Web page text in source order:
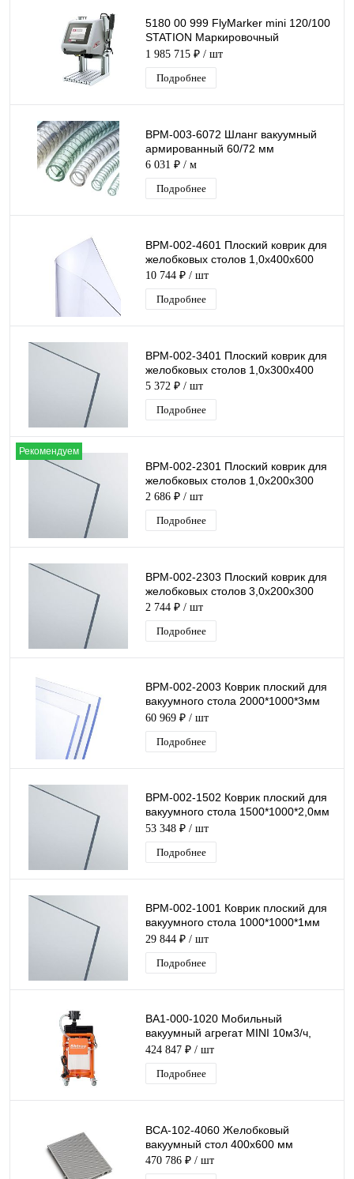
5180 00 999 FlyMarker mini 120/100
STATION Маркировочный
стационарный станок,
электромагнитный, иглоударный.
1 985 715 ₽ / шт
Подробнее
ВРМ-003-6072 Шланг вакуумный
армированный 60/72 мм
6 031 ₽ / м
Подробнее
ВРМ-002-4601 Плоский коврик для
желобковых столов 1,0х400х600
10 744 ₽ / шт
Подробнее
ВРМ-002-3401 Плоский коврик для
желобковых столов 1,0х300х400
5 372 ₽ / шт
Подробнее
Рекомендуем
ВРМ-002-2301 Плоский коврик для
желобковых столов 1,0х200х300
2 686 ₽ / шт
Подробнее
ВРМ-002-2303 Плоский коврик для
желобковых столов 3,0х200х300
2 744 ₽ / шт
Подробнее
ВРМ-002-2003 Коврик плоский для
вакуумного стола 2000*1000*3мм
(рулон)
60 969 ₽ / шт
Подробнее
ВРМ-002-1502 Коврик плоский для
вакуумного стола 1500*1000*2,0мм
(рулон)
53 348 ₽ / шт
Подробнее
ВРМ-002-1001 Коврик плоский для
вакуумного стола 1000*1000*1мм
(рулон)
29 844 ₽ / шт
Подробнее
ВА1-000-1020 Мобильный
вакуумный агрегат MINI 10м3/ч,
230В/0,55кВт
424 847 ₽ / шт
Подробнее
ВСА-102-4060 Желобковый
вакуумный стол 400х600 мм
470 786 ₽ / шт